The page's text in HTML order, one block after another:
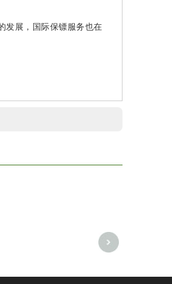
发展，国际保镖服务也在